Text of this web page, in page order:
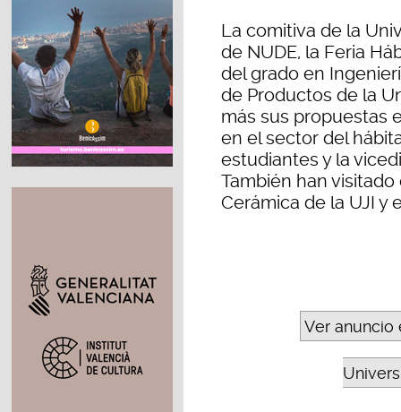
La comitiva de la
de NUDE, la Feria
del grado en
de Productos de la
más sus propuestas
en el sector del
estudiantes y la
También han
Cerámica de la UJI y
Ver anuncio